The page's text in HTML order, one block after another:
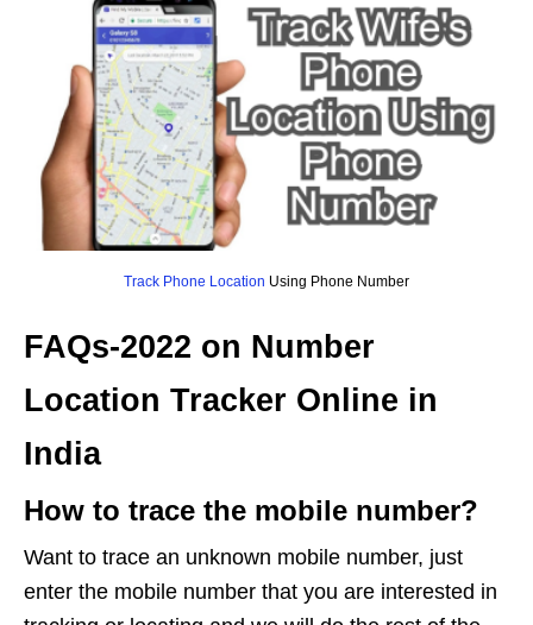
Track Phone Location Using Phone Number
FAQs-2022 on Number
Location Tracker Online in
India
How to trace the mobile number?
Want to trace an unknown mobile number, just
enter the mobile number that you are interested in